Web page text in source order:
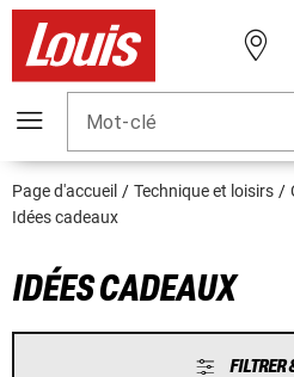
Mot-clé
Page d'accueil Technique et loisirs
Idées cadeaux
IDÉES CADEAUX
FILTRER